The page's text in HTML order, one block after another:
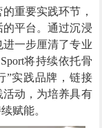
重要实践环节，
平台。通过沉浸
一步厘清了专业
将持续依托骨
”实践品牌，链接
动，为培养具有
赋能。